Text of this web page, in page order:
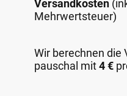
Versandkosten
Mehrwertsteuer)
Wir berechnen die
pauschal mit4 €